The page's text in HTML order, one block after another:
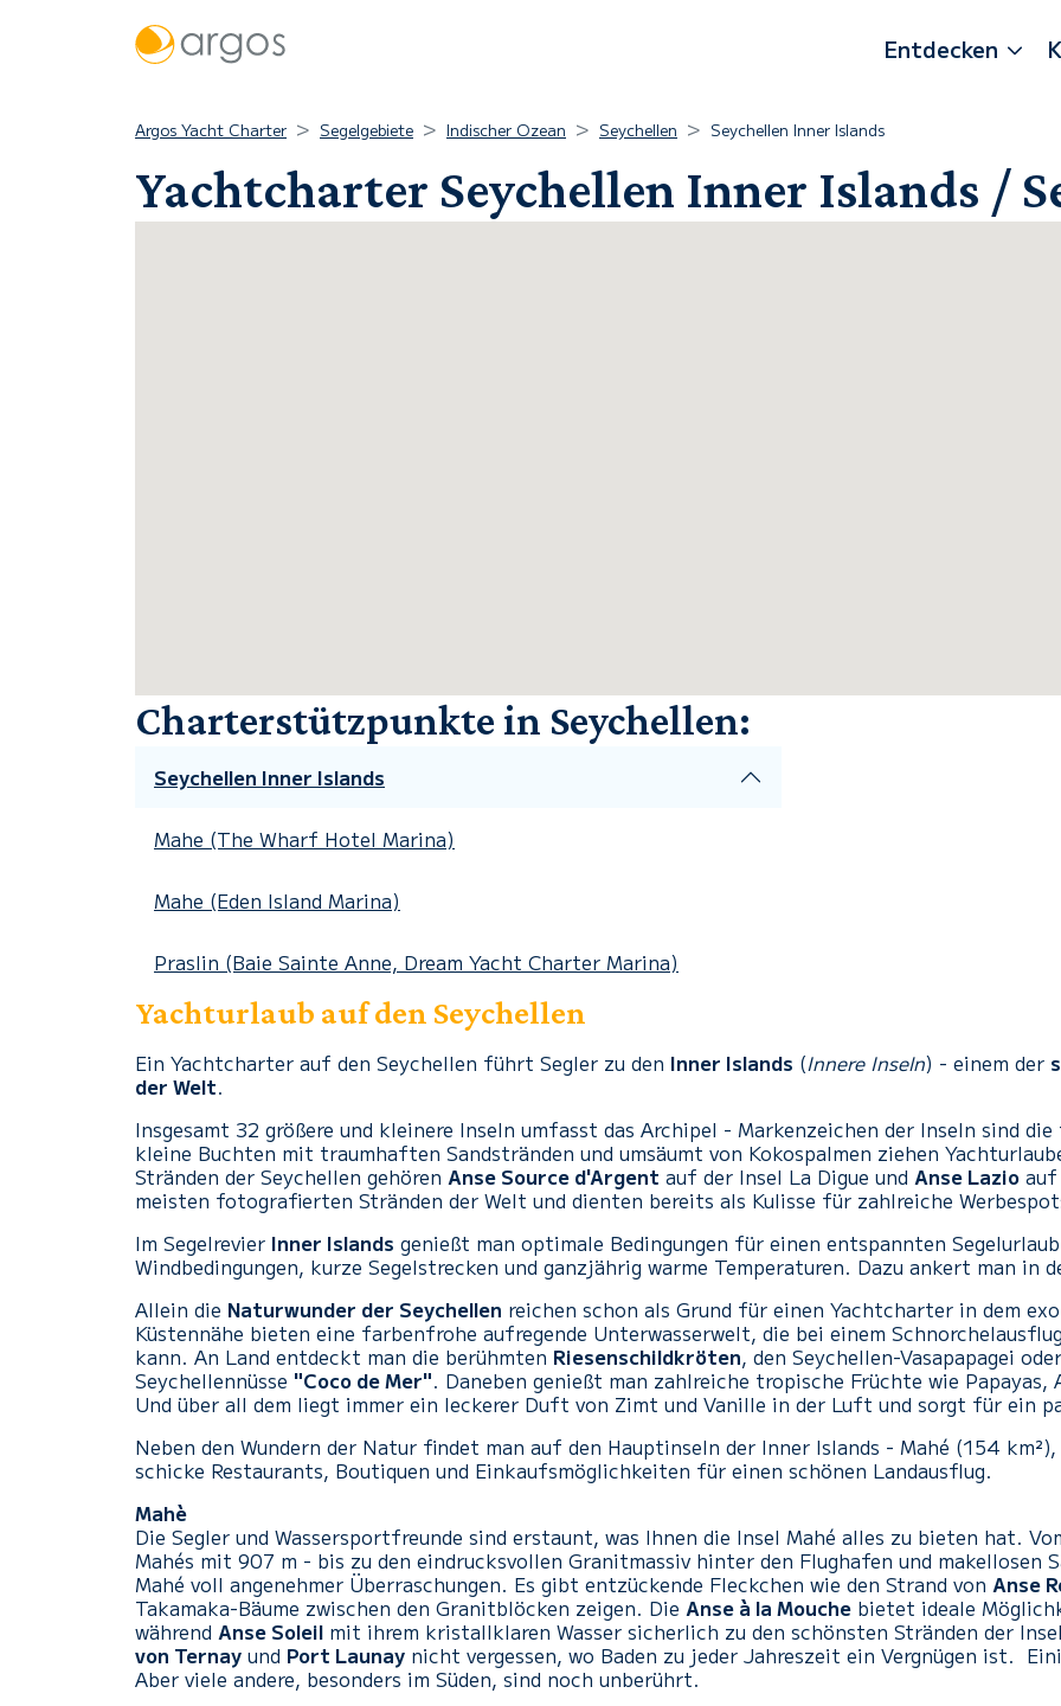
Entdecken
Argos Yacht Charter Segelgebiete Indischer Ozean Seychellen Seychellen Inner Islands
Yachtcharter Seychellen Inner Islands /
Charterstützpunkte in Seychellen:
Seychellen Inner Islands
Mahe (The Wharf Hotel Marina)
Mahe (Eden Island Marina)
Praslin (Baie Sainte Anne, Dream Yacht Charter Marina)
Yachturlaub auf den Seychellen
Ein Yachtcharter auf den Seychellen führt Segler zu den Inner Islands (Innere Inseln) - einem der
der Welt.
Insgesamt 32 größere und kleinere Inseln umfasst das Archipel - Markenzeichen der Inseln sind
kleine Buchten mit traumhaften Sandstränden und umsäumt von Kokospalmen ziehen
Stränden der Seychellen gehören Anse Source d'Argent auf der Insel La Digue und Anse Lazio auf
meisten fotografierten Stränden der Welt und dienten bereits als Kulisse für zahlreiche
Im Segelrevier Inner Islands genießt man optimale Bedingungen für einen entspannten
Windbedingungen, kurze Segelstrecken und ganzjährig warme Temperaturen. Dazu ankert man
Allein die Naturwunder der Seychellen reichen schon als Grund für einen Yachtcharter in dem
Küstennähe bieten eine farbenfrohe aufregende Unterwasserwelt, die bei einem
kann. An Land entdeckt man die berühmten Riesenschildkröten, den Seychellen-Vasapapagei
Seychellennüsse "Coco de Mer". Daneben genießt man zahlreiche tropische Früchte wie
Und über all dem liegt immer ein leckerer Duft von Zimt und Vanille in der Luft und sorgt für ein
Neben den Wundern der Natur findet man auf den Hauptinseln der Inner Islands - Mahé (154
schicke Restaurants, Boutiquen und Einkaufsmöglichkeiten für einen schönen Landausflug.
Mahè
Die Segler und Wassersportfreunde sind erstaunt, was Ihnen die Insel Mahé alles zu bieten hat.
Mahés mit 907 m - bis zu den eindrucksvollen Granitmassiv hinter den Flughafen und makellosen
Mahé voll angenehmer Überraschungen. Es gibt entzückende Fleckchen wie den Strand von Anse
Takamaka-Bäume zwischen den Granitblöcken zeigen. Die Anse à la Mouche bietet ideale
während Anse Soleil mit ihrem kristallklaren Wasser sicherlich zu den schönsten Stränden der
von Ternay und Port Launay nicht vergessen, wo Baden zu jeder Jahreszeit ein Vergnügen ist.
Aber viele andere, besonders im Süden, sind noch unberührt.